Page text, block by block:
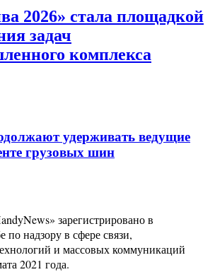
2026» стала площадкой
задач
комплекса
удерживать ведущие
грузовых шин
зарегистрировано в
по надзору в сфере связи,
и массовых коммуникаций
2021 года.